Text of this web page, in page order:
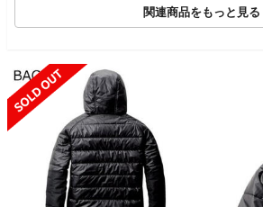
関連商品をもっと見る
SOLD OUT